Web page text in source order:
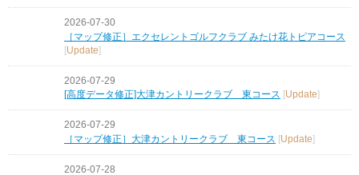
2026-07-30
［マップ修正］エクセレントゴルフクラブ みたけ花トピアコース
[Update]
2026-07-29
[高度データ修正]大津カントリークラブ 東コース [Update]
2026-07-29
［マップ修正］大津カントリークラブ 東コース [Update]
2026-07-28